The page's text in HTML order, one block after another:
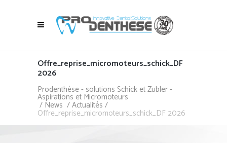
Offre_reprise_micromoteurs_schick_DF
2026
Prodenthèse - solutions Schick et Zubler -
Aspirations et Micromoteurs
/ News /Actualités /
Offre_reprise_micromoteurs_schick_DF 2026